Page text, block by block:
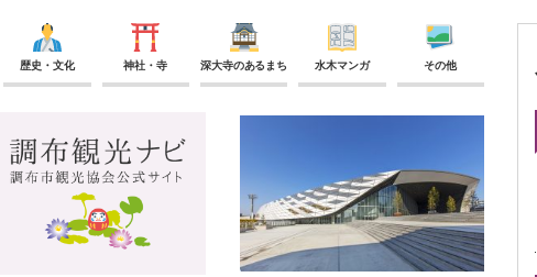
歴史・文化 神社・寺 深大寺のあるまち 水木マンガ その他